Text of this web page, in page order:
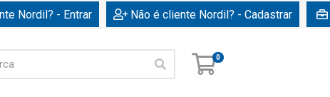
Nordil? - Entrar Não é cliente Nordil? - Cadastrar
0